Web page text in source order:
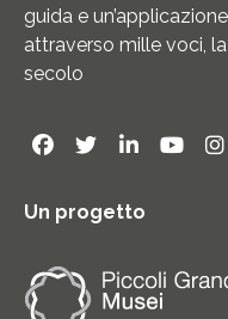
guida e
attraverso mille voci,
secolo
Un progetto